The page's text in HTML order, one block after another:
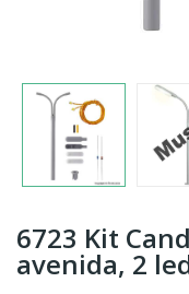
6723 Kit
avenida, 2